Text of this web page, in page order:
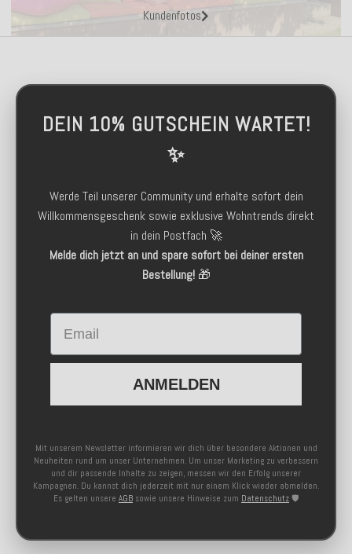
Kundenfotos
DEIN 10% GUTSCHEIN WARTET!
✨
Werde Teil unserer Community und erhalte sofort dein
Willkommensgeschenk sowie exklusive Wohntrends direkt
in dein Postfach 🚀
Melde dich jetzt an und spare sofort bei deiner ersten
Bestellung!🎁
Email
ANMELDEN
Mit unserem Newsletter informieren wir dich über besondere Aktionen und
Neuheiten rund um unser Unternehmen. Um unser Marketing zu verbessern
und dir passende Inhalte zu zeigen, messen wir den Erfolg unserer
Kampagnen. Du kannst dich jederzeit mit nur einem Klick wieder abmelden.
Es gelten unsere AGB sowie unsere Hinweise zum Datenschutz 🛡️